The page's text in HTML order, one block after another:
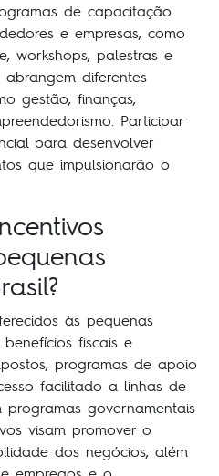
de capacitação
e empresas, como
workshops, palestras e
abrangem diferentes
gestão, finanças,
Participar
para desenvolver
que impulsionarão o
às pequenas
fiscais e
programas de apoio
facilitado a linhas de
governamentais
visam promover o
dos negócios, além